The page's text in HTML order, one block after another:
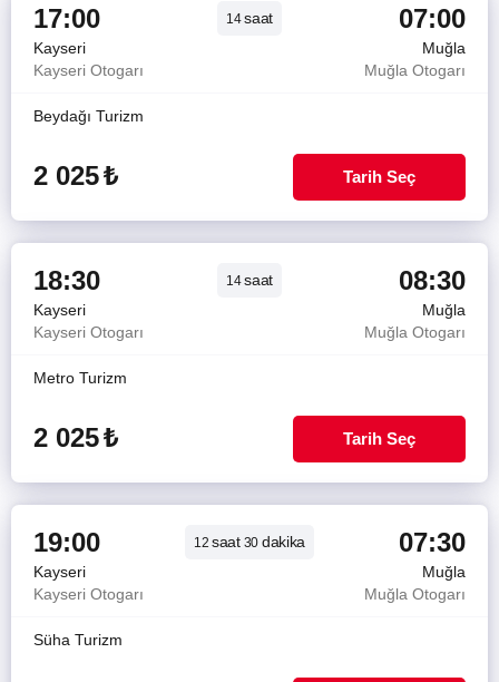
17:00 14saat 07:00
Kayseri
Muğla
Kayseri Otogarı
Muğla Otogarı
Beydağı Turizm
2 025₺ Tarih Seç
18:30 14saat 08:30
Kayseri
Muğla
Kayseri Otogarı
Muğla Otogarı
Metro Turizm
2 025₺ Tarih Seç
19:00 12saat30 dakika 07:30
Kayseri
Muğla
Kayseri Otogarı
Muğla Otogarı
Süha Turizm